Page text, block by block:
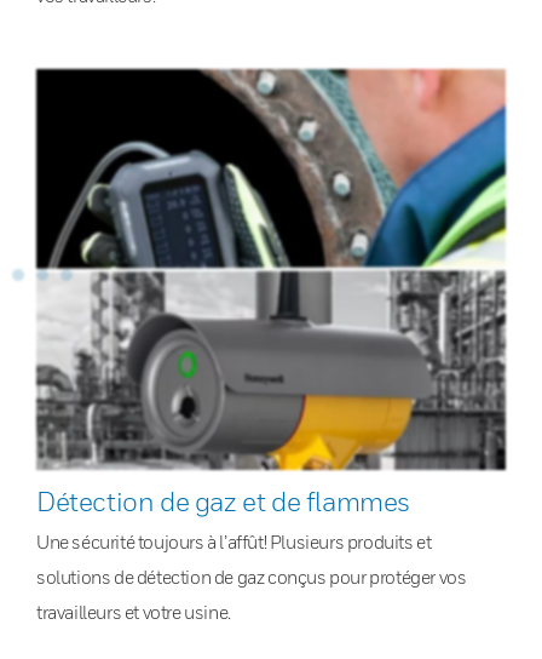
Détection de gaz et de flammes
Une sécurité toujours à l’affût! Plusieurs produits et
solutions de détection de gaz conçus pour protéger vos
travailleurs et votre usine.